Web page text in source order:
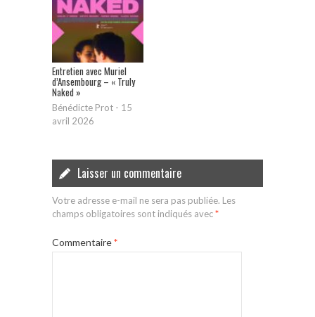
Entretien avec Muriel
d’Ansembourg – « Truly
Naked »
Bénédicte Prot - 15
avril 2026
Laisser un commentaire
Votre adresse e-mail ne sera pas publiée. Les
champs obligatoires sont indiqués avec*
Commentaire*